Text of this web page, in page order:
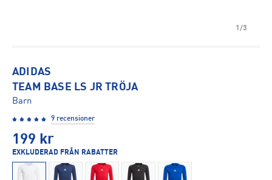
1/3
ADIDAS
TEAM BASE LS JR TRÖJA
Barn
9 recensioner
199 kr
EXKLUDERAD FRÅN RABATTER